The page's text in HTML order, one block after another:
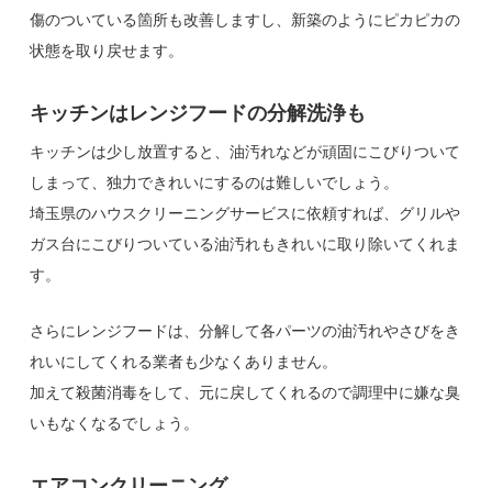
傷のついている箇所も改善しますし、新築のようにピカピカの
状態を取り戻せます。
キッチンはレンジフードの分解洗浄も
キッチンは少し放置すると、油汚れなどが頑固にこびりついて
しまって、独力できれいにするのは難しいでしょう。
埼玉県のハウスクリーニングサービスに依頼すれば、グリルや
ガス台にこびりついている油汚れもきれいに取り除いてくれま
す。
さらにレンジフードは、分解して各パーツの油汚れやさびをき
れいにしてくれる業者も少なくありません。
加えて殺菌消毒をして、元に戻してくれるので調理中に嫌な臭
いもなくなるでしょう。